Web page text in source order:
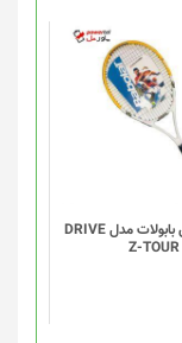
محصول
انتخاب
شوند
راکت تنیس بابولات مدل DRIVE
Z-TOUR